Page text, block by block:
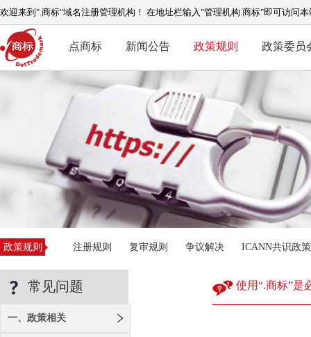
欢迎来到".商标"域名注册管理机构！ 在地址栏输入"管理机构.商标"即可访问本
点商标 新闻公告 政策规则 政策委员
政策规则 注册规则 复审规则 争议解决 ICANN共识政策
常见问题
一、政策相关
使用“.商标”是